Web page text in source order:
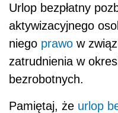
Urlop bezpłatny
aktywizacyjnego
niego prawo w
zatrudnienia w
bezrobotnych.
Pamiętaj, że urlop